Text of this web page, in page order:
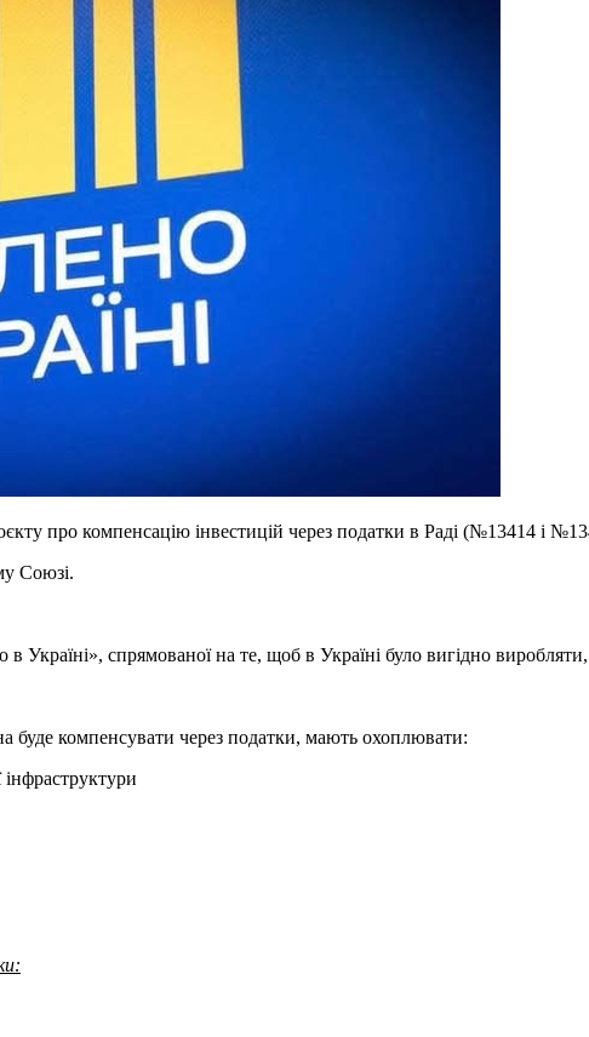
про компенсацію інвестицій через податки в Раді (№13414 і
Союзі.
Україні», спрямованої на те, щоб в Україні було вигідно
буде компенсувати через податки, мають охоплювати: